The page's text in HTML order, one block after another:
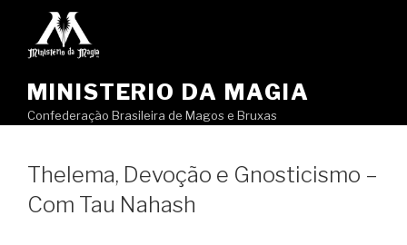
MINISTERIO DA MAGIA
Confederação Brasileira de Magos e Bruxas
Thelema, Devoção e Gnosticismo –
Com Tau Nahash